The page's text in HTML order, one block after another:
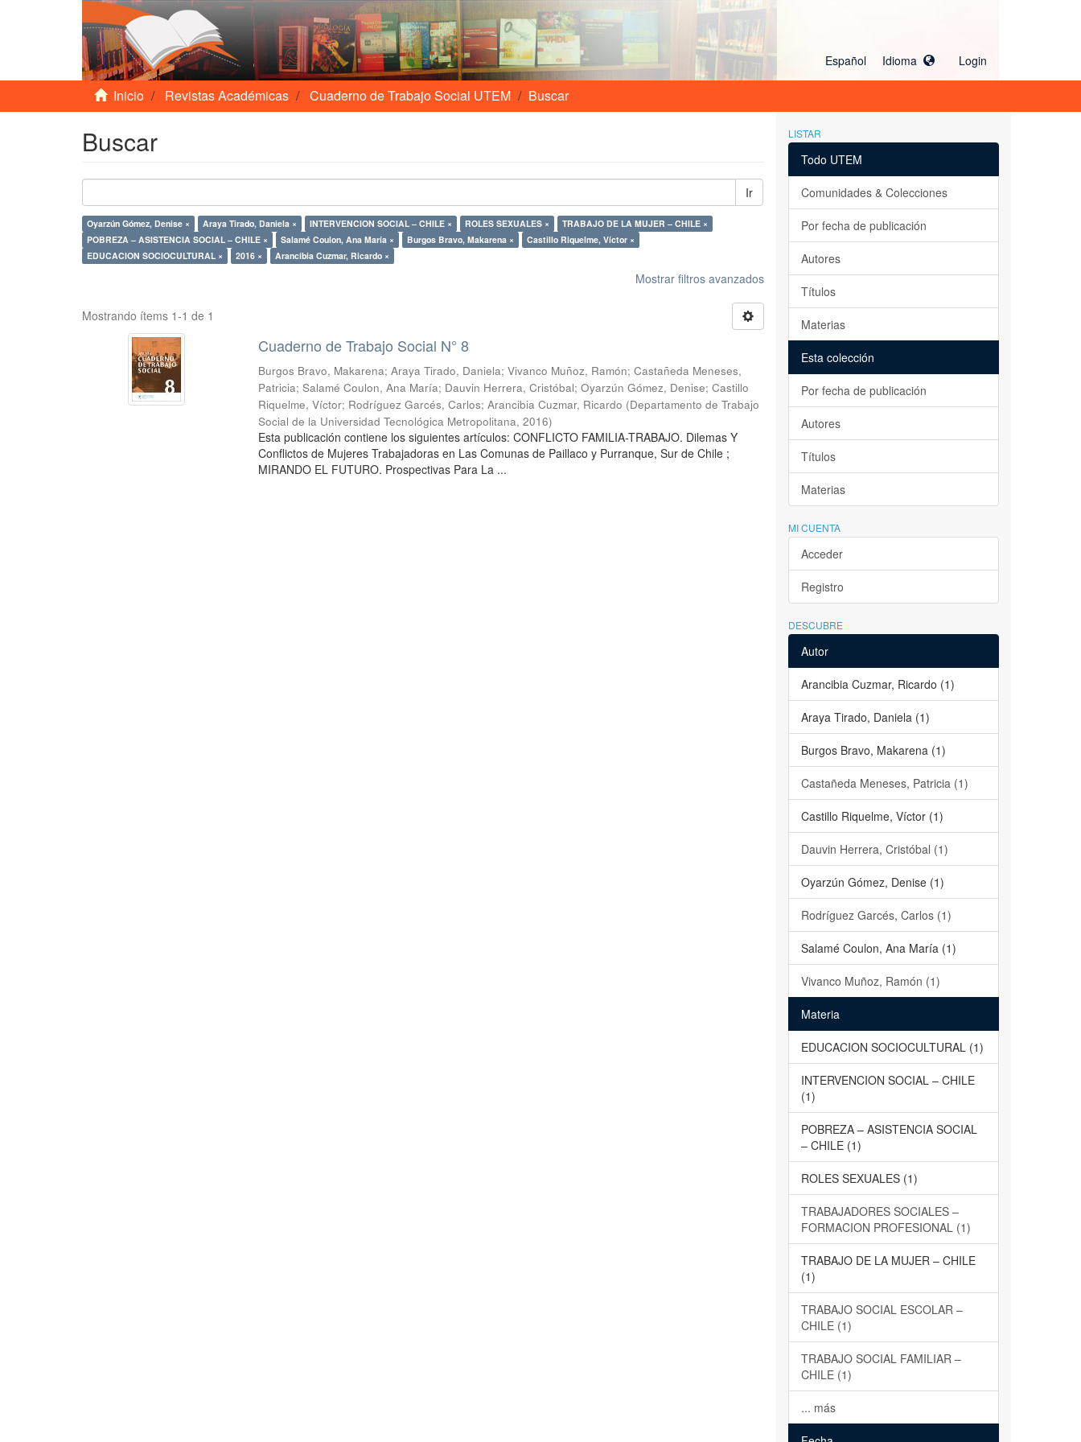
Español Idioma Login
Inicio Revistas Académicas Cuaderno de Trabajo Social UTEM Buscar
Buscar
Ir
Oyarzún Gómez, Denise × Araya Tirado, Daniela × INTERVENCION SOCIAL – CHILE × ROLES SEXUALES ×
TRABAJO DE LA MUJER – CHILE ×
POBREZA – ASISTENCIA SOCIAL – CHILE ×
Salamé Coulon, Ana María × Burgos Bravo, Makarena ×
Castillo Riquelme, Víctor ×
EDUCACION SOCIOCULTURAL ×
2016 × Arancibia Cuzmar, Ricardo ×
Mostrar filtros avanzados
Mostrando ítems 1-1 de 1
Cuaderno de Trabajo Social N° 8
Burgos Bravo, Makarena;Araya Tirado, Daniela;Vivanco Muñoz, Ramón;Castañeda Meneses,
Patricia;Salamé Coulon, Ana María; Dauvin Herrera, Cristóbal;Oyarzún Gómez, Denise;Castillo
Riquelme, Víctor; Rodríguez Garcés, Carlos;Arancibia Cuzmar, Ricardo (Departamento de Trabajo
Social de la Universidad Tecnológica Metropolitana,2016)
Esta publicación contiene los siguientes artículos: CONFLICTO FAMILIA-TRABAJO. Dilemas Y
Conflictos de Mujeres Trabajadoras en Las Comunas de Paillaco y Purranque, Sur de Chile ;
MIRANDO EL FUTURO. Prospectivas Para La ...
LISTAR
Todo UTEM
Comunidades & Colecciones
Por fecha de publicación
Autores
Títulos
Materias
Esta colección
Por fecha de publicación
Autores
Títulos
Materias
MI CUENTA
Acceder
Registro
DESCUBRE
Autor
Arancibia Cuzmar, Ricardo (1)
Araya Tirado, Daniela (1)
Burgos Bravo, Makarena (1)
Castañeda Meneses, Patricia (1)
Castillo Riquelme, Víctor (1)
Dauvin Herrera, Cristóbal (1)
Oyarzún Gómez, Denise (1)
Rodríguez Garcés, Carlos (1)
Salamé Coulon, Ana María (1)
Vivanco Muñoz, Ramón (1)
Materia
EDUCACION SOCIOCULTURAL (1)
INTERVENCION SOCIAL – CHILE
(1)
POBREZA – ASISTENCIA SOCIAL
– CHILE (1)
ROLES SEXUALES (1)
TRABAJADORES SOCIALES –
FORMACION PROFESIONAL (1)
TRABAJO DE LA MUJER – CHILE
(1)
TRABAJO SOCIAL ESCOLAR –
CHILE (1)
TRABAJO SOCIAL FAMILIAR –
CHILE (1)
... más